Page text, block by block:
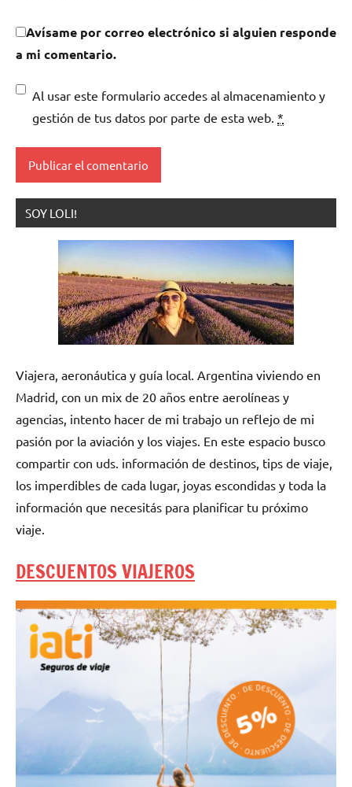
Avísame por correo electrónico si alguien responde
a mi comentario.
Al usar este formulario accedes al almacenamiento y
gestión de tus datos por parte de esta web. *
SOY LOLI!
Viajera, aeronáutica y guía local. Argentina viviendo en
Madrid, con un mix de 20 años entre aerolíneas y
agencias, intento hacer de mi trabajo un reflejo de mi
pasión por la aviación y los viajes. En este espacio busco
compartir con uds. información de destinos, tips de viaje,
los imperdibles de cada lugar, joyas escondidas y toda la
información que necesitás para planificar tu próximo
viaje.
DESCUENTOS VIAJEROS